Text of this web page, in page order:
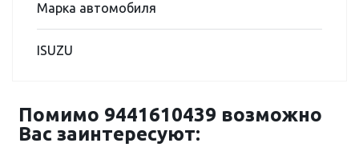
Марка автомобиля
ISUZU
Помимо 9441610439 возможно
Вас заинтересуют: